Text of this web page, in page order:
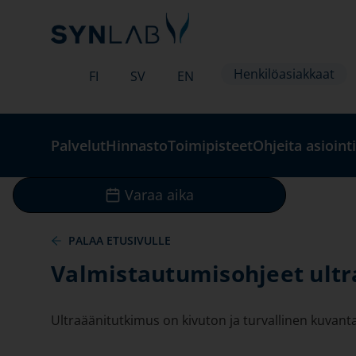
FI SV EN Henkilöasiakkaat
PalvelutHinnastoToimipisteetOhjeita
Varaa aika
PALAA ETUSIVULLE
Valmistautumisohjeet
Ultraäänitutkimus on kivuton ja turvallinen